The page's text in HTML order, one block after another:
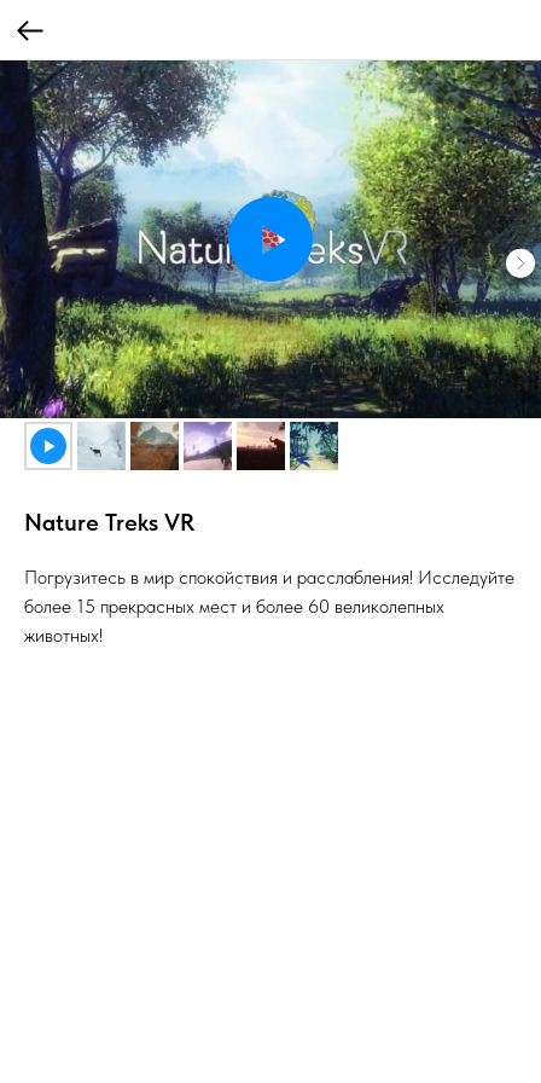
Nature Treks VR
Погрузитесь в мир спокойствия и расслабления! Исследуйте
более 15 прекрасных мест и более 60 великолепных
животных!